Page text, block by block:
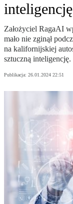
inteligencję
Założyciel RagaAI
mało nie zginął
na kalifornijskiej
sztuczną inteligencję.
Publikacja: 26.01.2024 22:51